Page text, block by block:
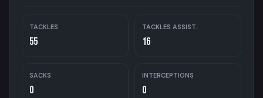
TACKLES
55
TACKLES ASSIST.
16
SACKS
0
INTERCEPTIONS
0